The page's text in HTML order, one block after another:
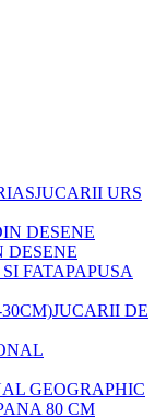
JUCARII URS
DESENE
PAPUSA
JUCARII DE
GEOGRAPHIC